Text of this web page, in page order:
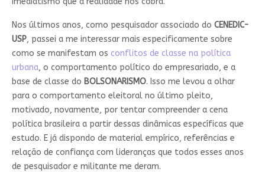
Nos últimos anos, como pesquisador associado do CENEDIC-
USP, passei a me interessar mais especificamente sobre
como se manifestam os conflitos de classe na política
urbana, o comportamento político do empresariado, e a
base de classe do BOLSONARISMO. Isso me levou a olhar
para o comportamento eleitoral no último pleito,
motivado, novamente, por tentar compreender a cena
política brasileira a partir dessas dinâmicas específicas que
estudo. E já dispondo de material empírico, referências e
relação de confiança com lideranças que todos esses anos
de pesquisador e militante me deram.